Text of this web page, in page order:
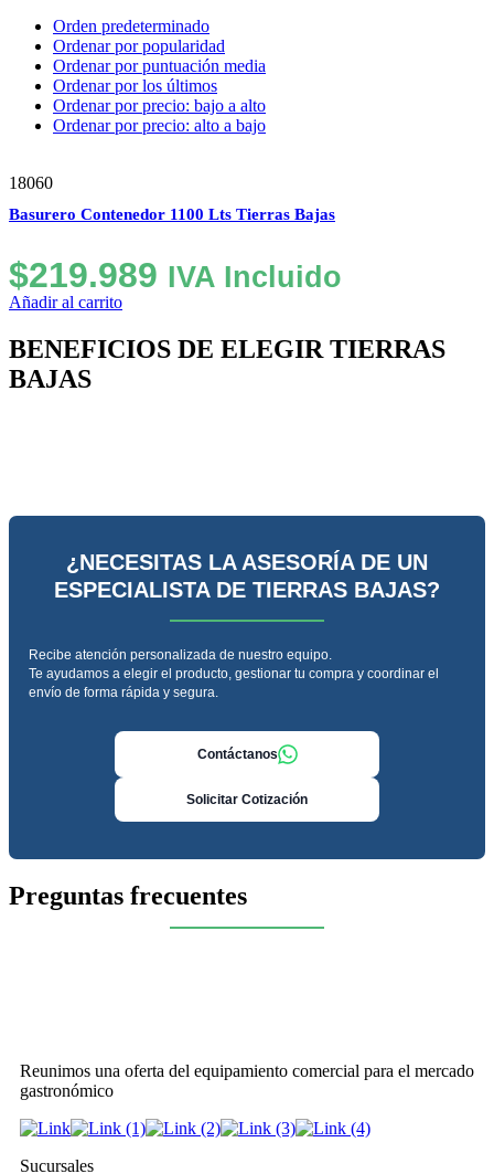
Orden predeterminado
Ordenar por popularidad
Ordenar por puntuación media
Ordenar por los últimos
Ordenar por precio: bajo a alto
Ordenar por precio: alto a bajo
18060
Basurero Contenedor 1100 Lts Tierras Bajas
$219.989 IVA Incluido
Añadir al carrito
BENEFICIOS DE ELEGIR TIERRAS
BAJAS
¿NECESITAS LA ASESORÍA DE UN
ESPECIALISTA DE TIERRAS BAJAS?
Recibe atención personalizada de nuestro equipo.
Te ayudamos a elegir el producto, gestionar tu compra y coordinar el
envío de forma rápida y segura.
Contáctanos
Solicitar Cotización
Preguntas frecuentes
Reunimos una oferta del equipamiento comercial para el mercado
gastronómico
Sucursales
de
1
a
5
No fue buena
Siguiente
Saltar